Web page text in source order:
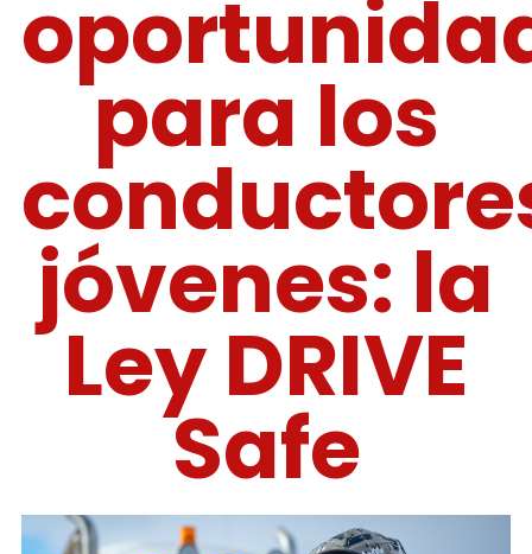
para los
jóvenes: la
Ley DRIVE
Safe